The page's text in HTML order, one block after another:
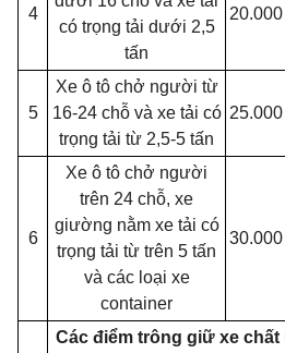
4
có trọng tải dưới 2,5
tấn
20.000
5
Xe ô tô chở người từ
16-24 chỗ và xe tải có
trọng tải từ 2,5-5 tấn
25.000
6
Xe ô tô chở người
trên 24 chỗ, xe
giường nằm xe tải có
trọng tải từ trên 5 tấn
và các loại xe
container
30.000
Các điểm trông giữ xe